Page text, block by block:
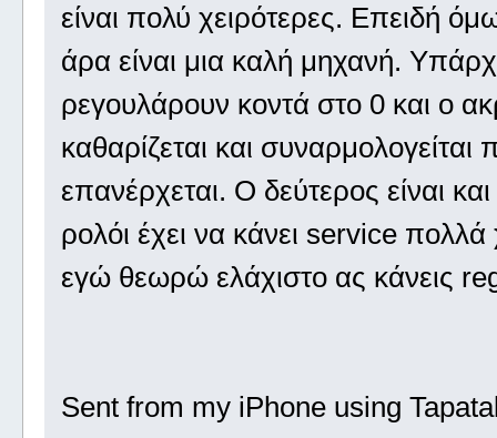
είναι πολύ χειρότερες. Επειδή
άρα είναι μια καλή μηχανή.
ρεγουλάρουν κοντά στο 0 και ο
καθαρίζεται και
επανέρχεται. Ο δεύτερος είναι
ρολόι έχει να κάνει service
εγώ θεωρώ ελάχιστο ας κάνεις
Sent from my iPhone using